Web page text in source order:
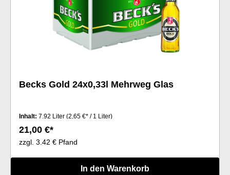
Becks Gold 24x0,33l Mehrweg Glas
Inhalt: 7.92 Liter (2,65 €* / 1 Liter)
21,00 €*
zzgl. 3.42 € Pfand
In den Warenkorb